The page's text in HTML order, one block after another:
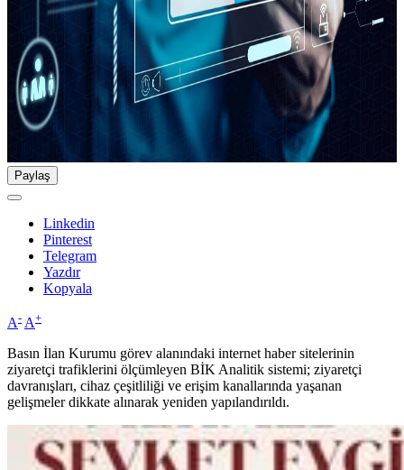
Paylaş
Linkedin
Pinterest
Telegram
Yazdır
Kopyala
A- A+
Basın İlan Kurumu görev alanındaki internet haber sitelerinin
ziyaretçi trafiklerini ölçümleyen BİK Analitik sistemi; ziyaretçi
davranışları, cihaz çeşitliliği ve erişim kanallarında yaşanan
gelişmeler dikkate alınarak yeniden yapılandırıldı.